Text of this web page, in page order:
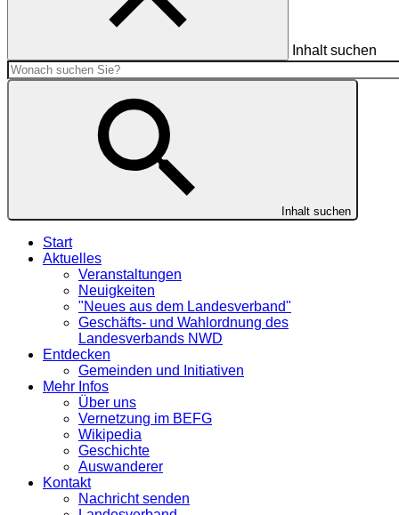
Inhalt suchen
Inhalt suchen
Start
Aktuelles
Veranstaltungen
Neuigkeiten
"Neues aus dem Landesverband"
Geschäfts- und Wahlordnung des
Landesverbands NWD
Entdecken
Gemeinden und Initiativen
Mehr Infos
Über uns
Vernetzung im BEFG
Wikipedia
Geschichte
Auswanderer
Kontakt
Nachricht senden